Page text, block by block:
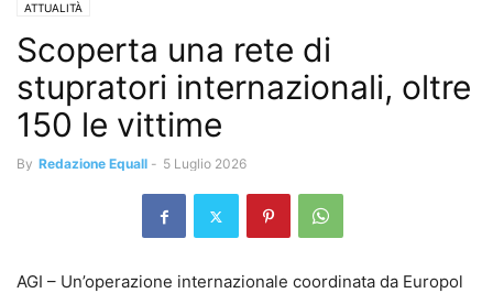
ATTUALITÀ
Scoperta una rete di
stupratori internazionali, oltre
150 le vittime
By Redazione Equall - 5 Luglio 2026
AGI – Un’operazione internazionale coordinata da Europol